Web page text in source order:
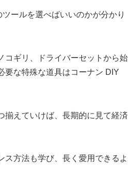
ールを選べばいいのかが分かり
コギリ、ドライバーセットから始
要な特殊な道具はコーナン DIY
揃えていけば、長期的に見て経済
ス方法も学び、長く愛用できるよ